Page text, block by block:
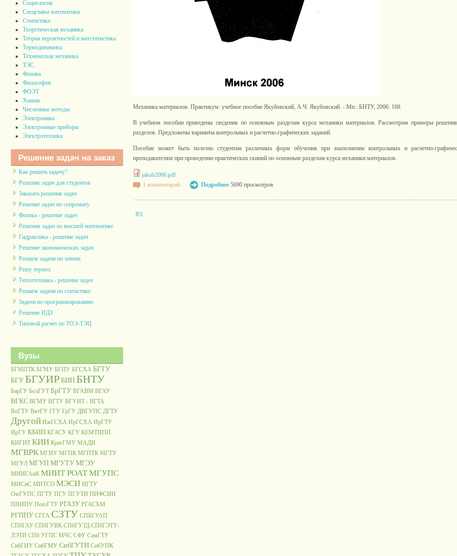
Социология
Спецглавы математики
Статистика
Теоретическая механика
Теория вероятностей и матстатистика
Термодинамика
Техническая механика
ТЭС
Физика
Философия
ФОЭТ
Химия
Численные методы
Электроника
Электронные приборы
Электротехника
Решение задач на заказ
Как решить задачу?
Решение задач для студентов
Заказать решения задач
Решение задач по сопромату
Физика - решение задач
Решения задач по высшей математике
Гидравлика - решение задач
Решение экономических задач
Решаем задачи по химии
Решу термех
Теплотехника - решение задач
Решаем задачи по статистике
Задачи по программированию
Решение ИДЗ
Типовой расчет по ТОЭ-ТЭЦ
Вузы
БГМПТК БГМУ БГПУ БГСХА БГТУ
БГУБГУИРБИПБНТУ
БарГУ БелГУТ БрГТУ ВГАВМ ВГАУ
ВГКС ВГМУ ВГТУ ВГУИТ - ВГТА
ВоГТУ ВятГУ ГГУ ГрГУ ДВГУПС ДГТУ
Другой ИжГСХА ИрГСХА ИрГТУ
ИрГУ КБИП КГАСУ КГУ КЕМТИПП
КИГИТ КИИ КрасГМУ МАДИ
МГВРК МГИУ МГПК МГПТК МГТУ
МГУЛ МГУПМГУТУМГЭУ
МИИГАиК МИИТ РОАТ МГУПС
МИСиС МИТСО МЭСИ НГТУ
ОмГУПС ПГТУ ПГУ ПГУТИ ПИФСИН
ПНИПУ ПензГТУ РГАЗУ РГАСХМ
РГППУ СГГА СЗТУ СПБГУАП
СПбГАУ СПбГУВК СПбГУТД СПбГЭТУ-
ЛЭТИ СПб УГПС МЧС СФУ СамГТУ
СибГИУ СибГМУ СибГУТИ СибУПК
Механика материалов. Практикум: учебное пособие Якубовский, А.Ч. Якубовский. - Мн.: БНТУ, 2006. 168
В учебном пособии приведены сведения по основным разделам курса механики материалов. Рассмотрим примеры
разделов. Предложены варианты контрольных и расчетно-графических заданий.
Пособие может быть полезно студентам различных форм обучения при выполнении контрольных и расчетно-
преподавателям при проведении практических скиний по основным разделам курса механики материалов.
jakub2006.pdf
1 комментарий
Подробнее 5690 просмотров